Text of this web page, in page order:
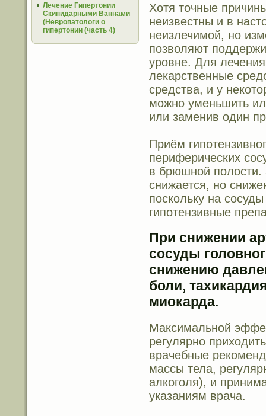
Лечение Гипертонии
Скипидарными Ваннами
(Невропатологи о
гипертонии (часть 4)
Хотя точные
неизвестны и в
неизлечимой, но
позволяют
уровне. Для
лекарственные
средства, и у
можно уменьшить
или заменив один
Приём
периферических
в брюшной полости.
снижается, но
поскольку на
гипотензивные
При снижении
сосуды
снижению
боли,
миокарда.
Максимальной
регулярно
врачебные
массы тела,
алкоголя), и
указаниям врача.